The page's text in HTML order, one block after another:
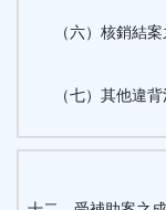
（六）核銷結案
（七）其他違背